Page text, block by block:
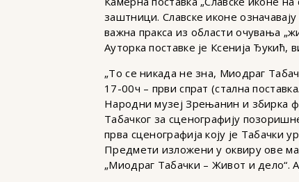
заштници. Славске иконе
важна пракса из области очувања
Ауторка поставке је Ксенија
„То се никада не зна, Миодраг
17-00ч – први спрат (стална
Народни музеј Зрењанин и збирка
Табачког за сценографију
прва сценографија коју је
Предмети изложени у оквиру ове
„Миодраг Табачки – Живот и дело“.